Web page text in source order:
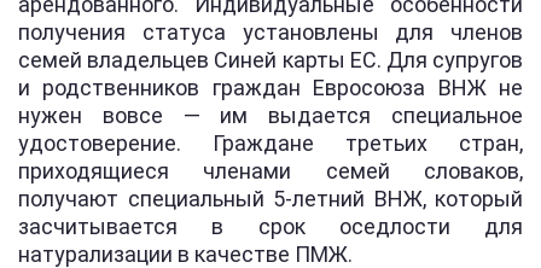
получения статуса установлены для членов
семей владельцев Синей карты ЕС. Для супругов
и родственников граждан Евросоюза ВНЖ не
нужен вовсе — им выдается специальное
удостоверение. Граждане третьих стран,
приходящиеся членами семей словаков,
получают специальный 5-летний ВНЖ, который
засчитывается в срок оседлости для
натурализации в качестве ПМЖ.